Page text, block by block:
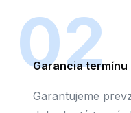
02
Garancia termínu
Garantujeme